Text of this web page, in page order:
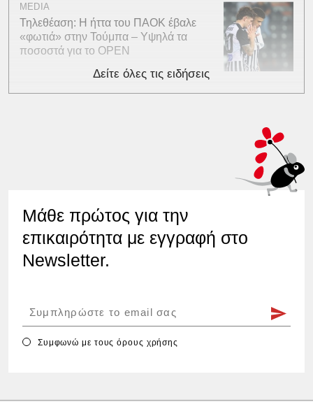
MEDIA
Τηλεθέαση: Η ήττα του ΠΑΟΚ έβαλε
«φωτιά» στην Τούμπα – Υψηλά τα
ποσοστά για το OPEN
Δείτε όλες τις ειδήσεις
Μάθε πρώτος για την
επικαιρότητα με εγγραφή στο
Newsletter.
Συμφωνώ με τουςόρους χρήσης